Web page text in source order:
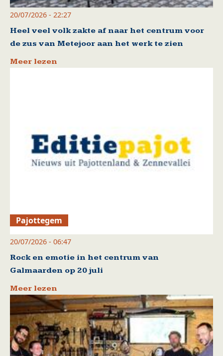
20/07/2026 - 22:27
Heel veel volk zakte af naar het centrum voor
de zus van Metejoor aan het werk te zien
Meer lezen
Pajottegem
20/07/2026 - 06:47
Rock en emotie in het centrum van
Galmaarden op 20 juli
Meer lezen